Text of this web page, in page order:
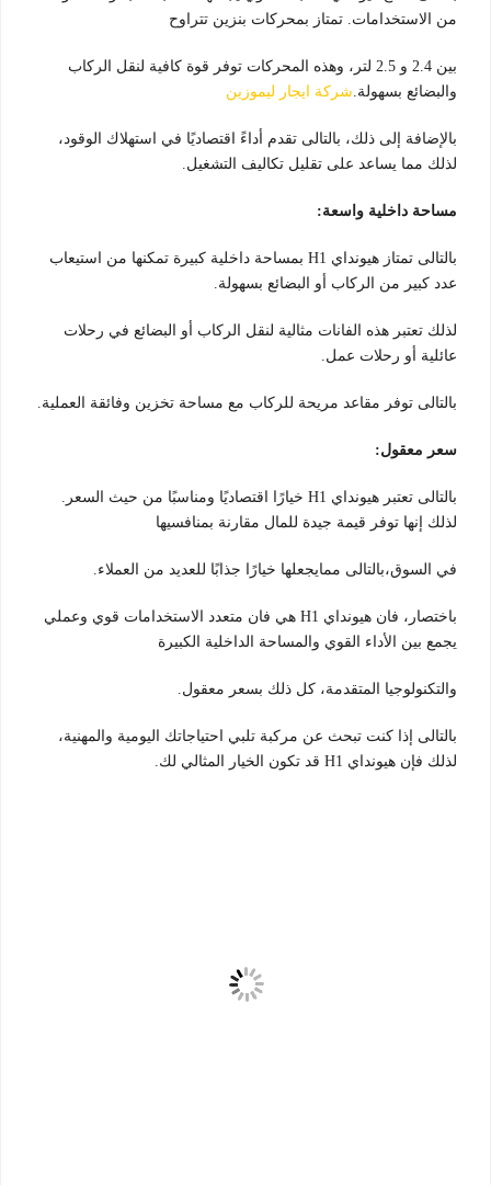
من الاستخدامات. تمتاز بمحركات بنزين تتراوح
بين 2.4 و 2.5 لتر، وهذه المحركات توفر قوة كافية لنقل الركاب
والبضائع بسهولة.شركة ايجار ليموزين
بالإضافة إلى ذلك، بالتالى تقدم أداءً اقتصاديًا في استهلاك الوقود،
لذلك مما يساعد على تقليل تكاليف التشغيل.
مساحة داخلية واسعة:
بالتالى تمتاز هيونداي H1 بمساحة داخلية كبيرة تمكنها من استيعاب
عدد كبير من الركاب أو البضائع بسهولة.
لذلك تعتبر هذه الفانات مثالية لنقل الركاب أو البضائع في رحلات
عائلية أو رحلات عمل.
بالتالى توفر مقاعد مريحة للركاب مع مساحة تخزين وفائقة العملية.
سعر معقول:
بالتالى تعتبر هيونداي H1 خيارًا اقتصاديًا ومناسبًا من حيث السعر.
لذلك إنها توفر قيمة جيدة للمال مقارنة بمنافسيها
في السوق،بالتالى ممايجعلها خيارًا جذابًا للعديد من العملاء.
باختصار، فان هيونداي H1 هي فان متعدد الاستخدامات قوي وعملي
يجمع بين الأداء القوي والمساحة الداخلية الكبيرة
والتكنولوجيا المتقدمة، كل ذلك بسعر معقول.
بالتالى إذا كنت تبحث عن مركبة تلبي احتياجاتك اليومية والمهنية،
لذلك فإن هيونداي H1 قد تكون الخيار المثالي لك.